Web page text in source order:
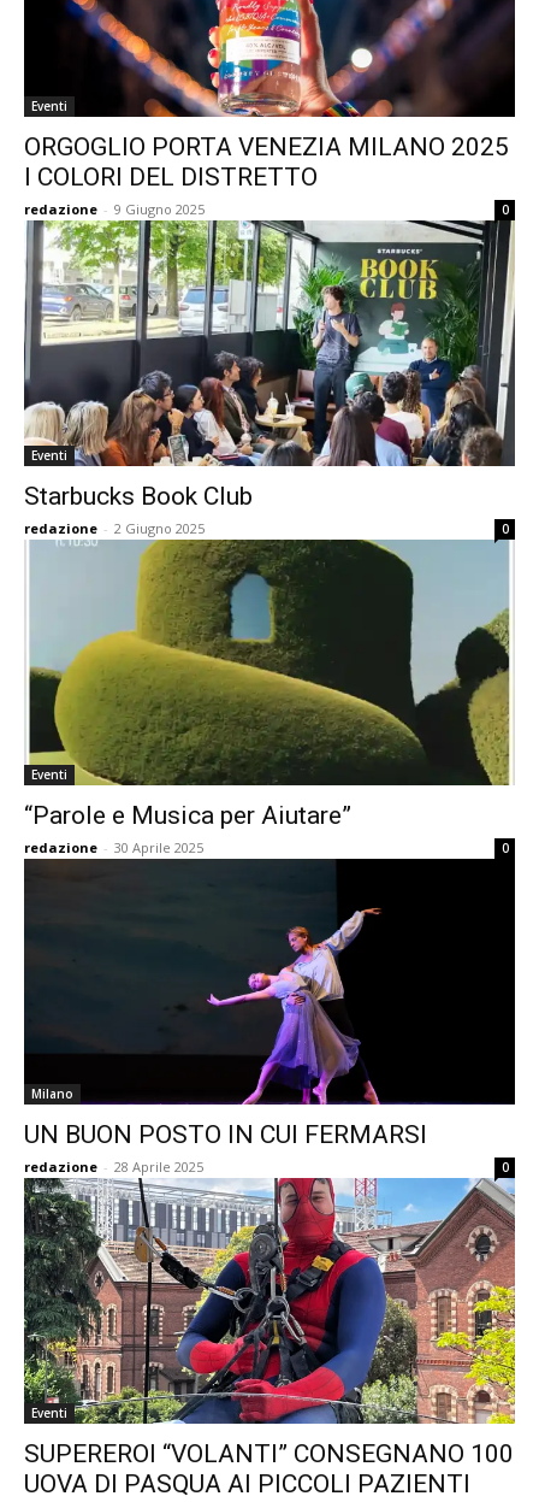
Eventi
ORGOGLIO PORTA VENEZIA MILANO 2025
I COLORI DEL DISTRETTO
redazione - 9 Giugno 2025 0
Eventi
Starbucks Book Club
redazione - 2 Giugno 2025 0
Eventi
“Parole e Musica per Aiutare”
redazione - 30 Aprile 2025 0
Milano
UN BUON POSTO IN CUI FERMARSI
redazione - 28 Aprile 2025 0
Eventi
SUPEREROI “VOLANTI” CONSEGNANO 100
UOVA DI PASQUA AI PICCOLI PAZIENTI